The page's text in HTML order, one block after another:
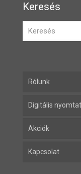
Keresés
Rólunk
Digitális
Akciók
Kapcsolat